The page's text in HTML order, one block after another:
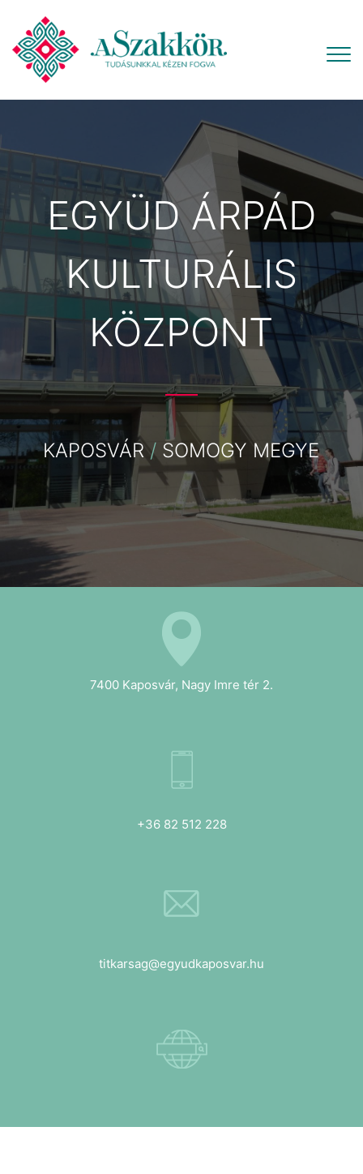
EGYÜD ÁRPÁD
KULTURÁLIS
KÖZPONT
KAPOSVÁR/ SOMOGY MEGYE
7400 Kaposvár, Nagy Imre tér 2.
+36 82 512 228
titkarsag@egyudkaposvar.hu